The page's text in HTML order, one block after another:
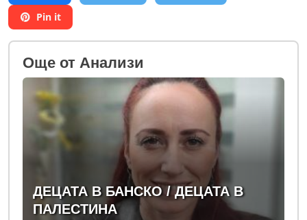
Pin it
Oще от Анализи
ДЕЦАТА В БАНСКО / ДЕЦАТА В
ПАЛЕСТИНА